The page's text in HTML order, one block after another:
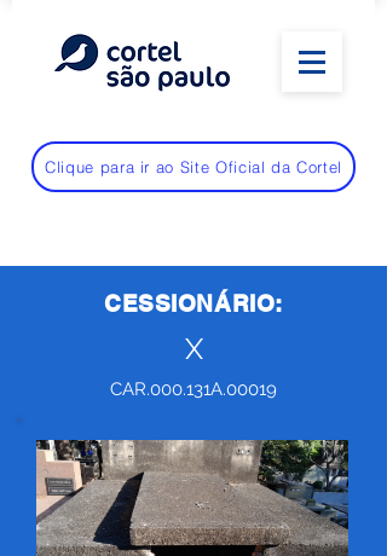
Clique para ir ao Site Oficial da Cortel
CESSIONÁRIO:
X
CAR.000.131A.00019